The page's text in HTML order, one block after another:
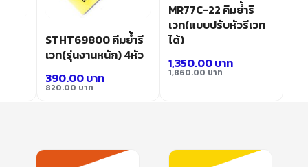
STHT69800 คีมย้ำรี
เวท(รุ่นงานหนัก) 4หัว
820.00บาท
390.00บาท
MR77C-22 คีมย้ำรี
เวท(แบบปรับหัวรีเวท
ได้)
1,860.00บาท
1,350.00บาท